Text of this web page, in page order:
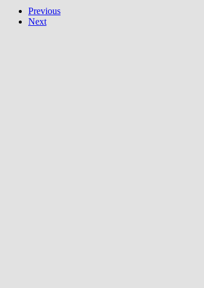
Previous
Next